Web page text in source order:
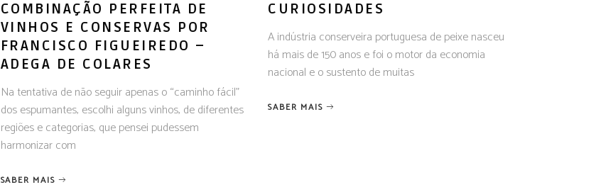
COMBINAÇÃO PERFEITA DE
VINHOS E CONSERVAS POR
FRANCISCO FIGUEIREDO –
ADEGA DE COLARES
Na tentativa de não seguir apenas o “caminho fácil”
dos espumantes, escolhi alguns vinhos, de diferentes
regiões e categorias, que pensei pudessem
harmonizar com
SABER MAIS
CURIOSIDADES
A indústria conserveira portuguesa de peixe nasceu
há mais de 150 anos e foi o motor da economia
nacional e o sustento de muitas
SABER MAIS